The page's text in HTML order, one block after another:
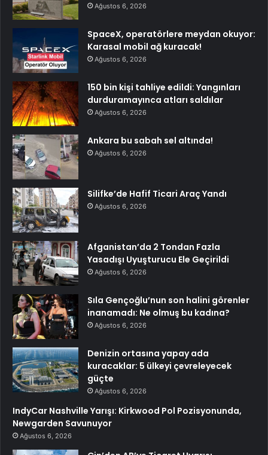
Ağustos 6, 2026
SpaceX, operatörlere meydan okuyor:
Karasal mobil ağ kuracak!
Ağustos 6, 2026
150 bin kişi tahliye edildi: Yangınları
durduramayınca atları saldılar
Ağustos 6, 2026
Ankara bu sabah sel altında!
Ağustos 6, 2026
Silifke’de Hafif Ticari Araç Yandı
Ağustos 6, 2026
Afganistan’da 2 Tondan Fazla
Yasadışı Uyuşturucu Ele Geçirildi
Ağustos 6, 2026
Sıla Gençoğlu’nun son halini görenler
inanamadı: Ne olmuş bu kadına?
Ağustos 6, 2026
Denizin ortasına yapay ada
kuracaklar: 5 ülkeyi çevreleyecek
güçte
Ağustos 6, 2026
IndyCar Nashville Yarışı: Kirkwood Pol Pozisyonunda,
Newgarden Savunuyor
Ağustos 6, 2026